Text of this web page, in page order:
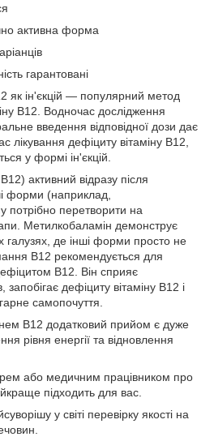
активна форма
гарантовані
як ін'єкцій — популярний метод
B12. Водночас дослідження
введення відповідної дози дає
лікування дефіциту вітаміну B12,
у формі ін'єкцій.
активний відразу після
форми (наприклад,
потрібно перетворити на
Метилкобаламін демонструє
галузях, де інші форми просто не
B12 рекомендується для
B12. Він сприяє
дефіциту вітаміну B12 і
самопочуття.
B12 додатковий прийом є дуже
рівня енергії та відновлення
або медичним працівником про
підходить для вас.
у світі перевірку якості на